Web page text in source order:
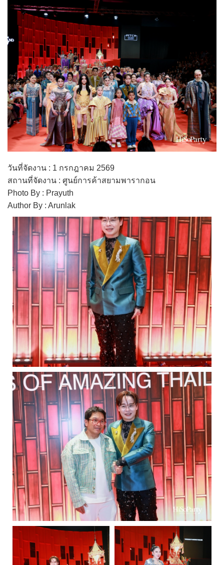
วันที่จัดงาน : 1 กรกฎาคม 2569
สถานที่จัดงาน : ศูนย์การค้าสยามพารากอน
Photo By : Prayuth
Author By : Arunlak